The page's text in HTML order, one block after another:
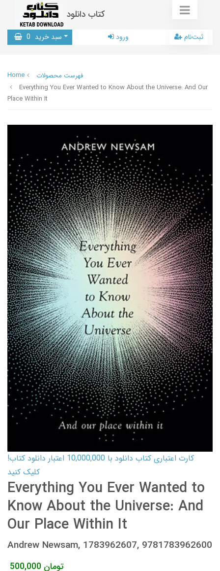
کتاب دانلود
سبد خرید 0 ورود ثبت‌نام
Home
فهرست محصولات
Everything You Ever Wanted to Know About the Universe: And Our
Place Within It
کارت اعتباری کتاب دانلود با 10,000,000 اعتبار دانلود کتاب!
کلیک کنید
Everything You Ever Wanted to
Know About the Universe: And
Our Place Within It
Andrew Newsam, 1783962607, 9781783962600
500,000 تومان